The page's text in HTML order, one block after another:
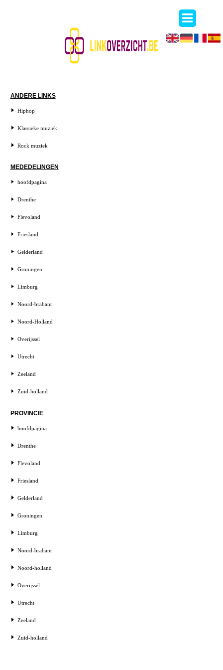
ANDERE LINKS
Hiphop
Klassieke muziek
Rock muziek
MEDEDELINGEN
hoofdpagina
Drenthe
Flevoland
Friesland
Gelderland
Groningen
Limburg
Noord-brabant
Noord-Holland
Overijssel
Utrecht
Zeeland
Zuid-holland
PROVINCIE
hoofdpagina
Drenthe
Flevoland
Friesland
Gelderland
Groningen
Limburg
Noord-brabant
Noord-holland
Overijssel
Utrecht
Zeeland
Zuid-holland